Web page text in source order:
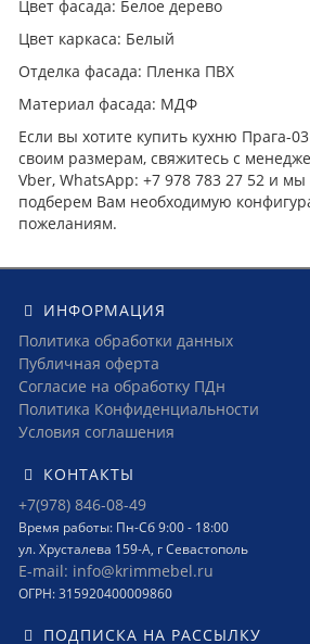
Цвет фасада: Белое дерево
Цвет каркаса: Белый
Отделка фасада: Пленка ПВХ
Материал фасада: МДФ
Если вы хотите купить кухню Прага-
своим размерам, свяжитесь с
Vber, WhatsApp: +7 978 783 27 52 и мы
подберем Вам необходимую
пожеланиям.
ИНФОРМАЦИЯ
Политика обработки данных
Публичная оферта
Согласие на обработку ПДн
Политика Конфиденциальности
Условия соглашения
КОНТАКТЫ
+7(978) 846-08-49
Время работы: Пн-Сб 9:00 - 18:00
ул. Хрусталева 159-А, г Севастополь
E-mail: info@krimmebel.ru
ОГРН: 315920400009860
ПОДПИСКА НА РАССЫЛКУ